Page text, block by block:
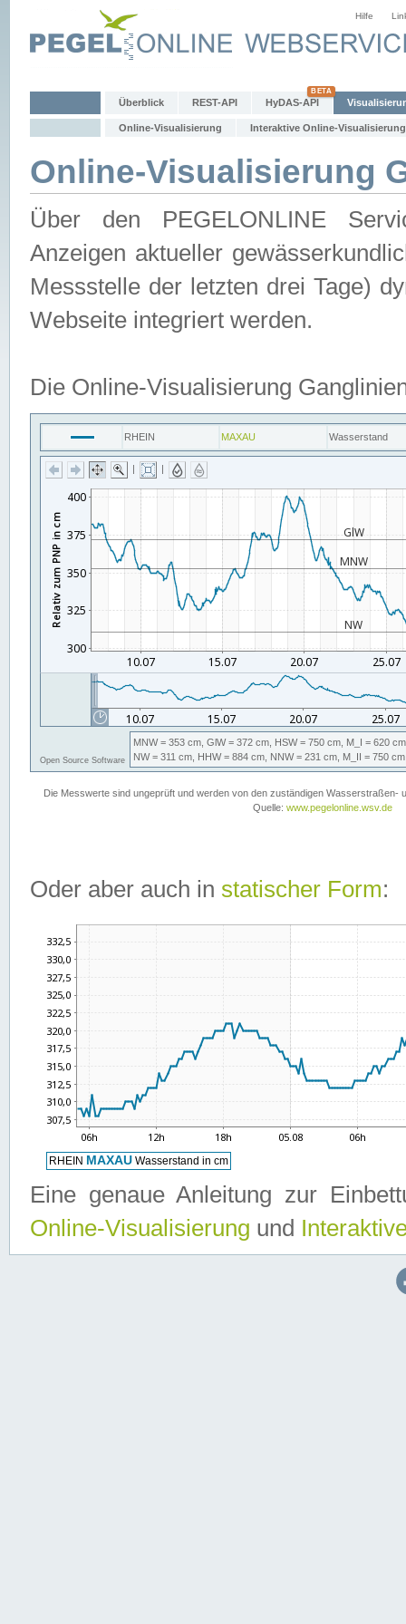
Hilfe
Überblick REST-API HyDAS-API
Online-Visualisierung Interaktive Online-Visualisierung
Online-Visualisierung
Über den PEGELONLINE
Anzeigen aktueller
Messstelle der letzten drei Tage)
Webseite integriert werden.
Die Online-Visualisierung
Oder aber auch in statischer Form:
Eine genaue Anleitung zur
Online-Visualisierung und